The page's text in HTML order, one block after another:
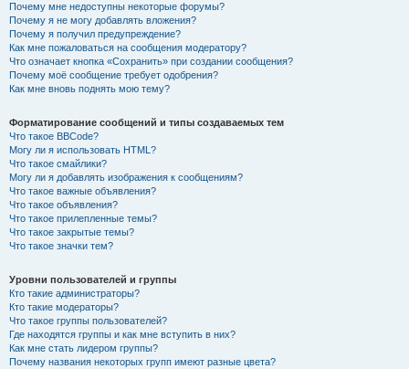
Почему мне недоступны некоторые форумы?
Почему я не могу добавлять вложения?
Почему я получил предупреждение?
Как мне пожаловаться на сообщения модератору?
Что означает кнопка «Сохранить» при создании сообщения?
Почему моё сообщение требует одобрения?
Как мне вновь поднять мою тему?
Форматирование сообщений и типы создаваемых тем
Что такое BBCode?
Могу ли я использовать HTML?
Что такое смайлики?
Могу ли я добавлять изображения к сообщениям?
Что такое важные объявления?
Что такое объявления?
Что такое прилепленные темы?
Что такое закрытые темы?
Что такое значки тем?
Уровни пользователей и группы
Кто такие администраторы?
Кто такие модераторы?
Что такое группы пользователей?
Где находятся группы и как мне вступить в них?
Как мне стать лидером группы?
Почему названия некоторых групп имеют разные цвета?